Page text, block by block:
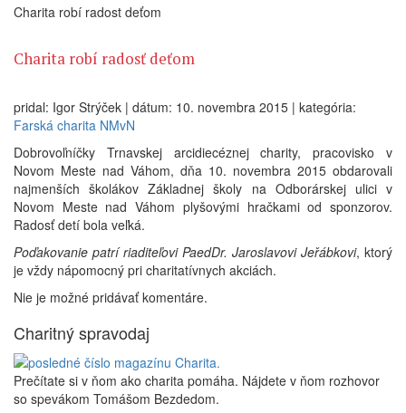
Charita robí radost deťom
Charita robí radosť deťom
pridal: Igor Strýček | dátum: 10. novembra 2015 | kategória:
Farská charita NMvN
Dobrovoľníčky Trnavskej arcidiecéznej charity, pracovisko v
Novom Meste nad Váhom, dňa 10. novembra 2015 obdarovali
najmenších školákov Základnej školy na Odborárskej ulici v
Novom Meste nad Váhom plyšovými hračkami od sponzorov.
Radosť detí bola veľká.
Poďakovanie patrí riaditeľovi PaedDr. Jaroslavovi Jeřábkovi, ktorý
je vždy nápomocný pri charitatívnych akciách.
Nie je možné pridávať komentáre.
Charitný spravodaj
Prečítate si v ňom ako charita pomáha. Nájdete v ňom rozhovor
so spevákom Tomášom Bezdedom.